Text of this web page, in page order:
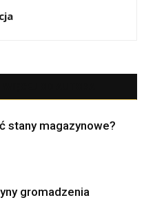
stany magazynowe?
gromadzenia